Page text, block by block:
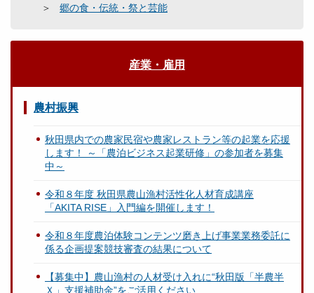
郷の食・伝統・祭と芸能
産業・雇用
農村振興
秋田県内での農家民宿や農家レストラン等の起業を応援
します！ ～「農泊ビジネス起業研修」の参加者を募集
中～
令和８年度 秋田県農山漁村活性化人材育成講座
「AKITA RISE」入門編を開催します！
令和８年度農泊体験コンテンツ磨き上げ事業業務委託に
係る企画提案競技審査の結果について
【募集中】農山漁村の人材受け入れに“秋田版「半農半
Ｘ」支援補助金”をご活用ください